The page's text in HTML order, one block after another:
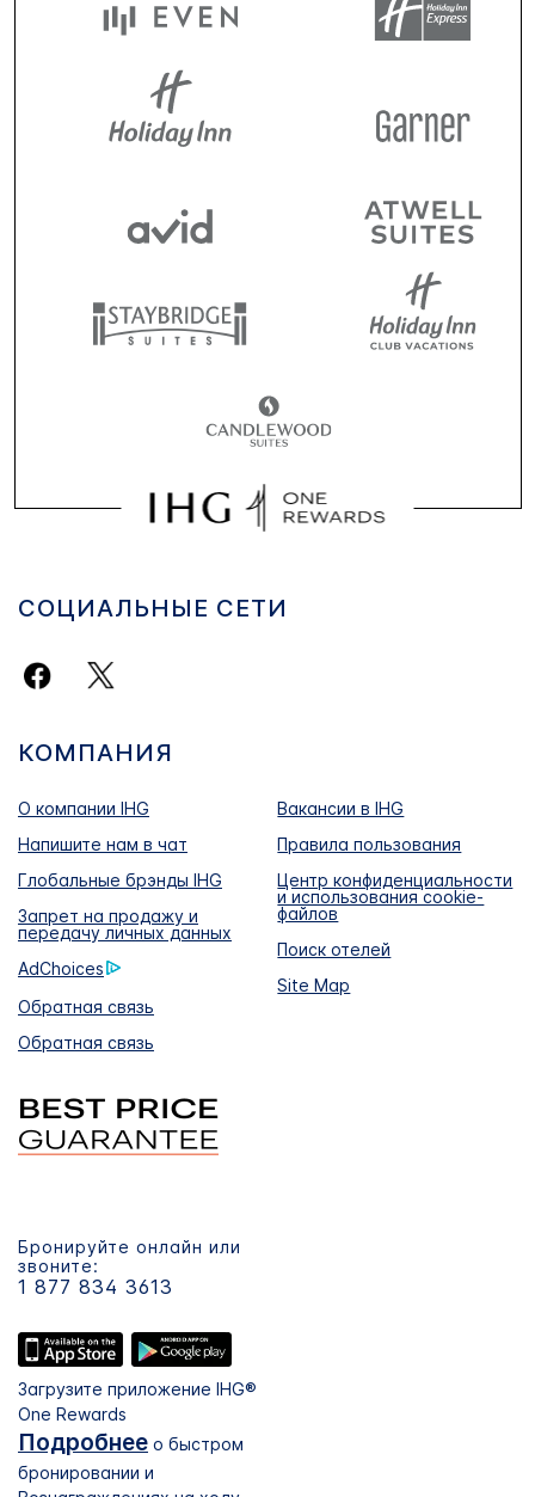
СОЦИАЛЬНЫЕ СЕТИ
КОМПАНИЯ
О компании IHG
Вакансии в IHG
Напишите нам в чат
Правила пользования
Глобальные брэнды IHG
Центр конфиденциальности
и использования cookie-
файлов
Запрет на продажу и
передачу личных данных
Поиск отелей
AdChoices
Site Map
Обратная связь
Обратная связь
Бронируйте онлайн или
звоните:
1 877 834 3613
Загрузите приложение IHG®
One Rewards
Подробнее о быстром
бронировании и